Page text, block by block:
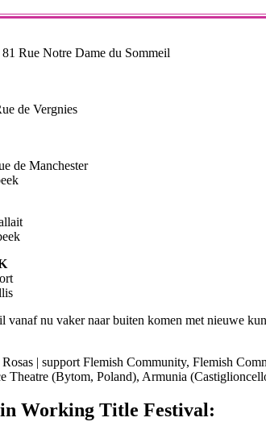
Rue Notre Dame du Sommeil
de Vergnies
de Manchester
vanaf nu vaker naar buiten komen met nieuwe
| support Flemish Community, Flemish
Theatre (Bytom, Poland), Armunia
Working Title Festival: